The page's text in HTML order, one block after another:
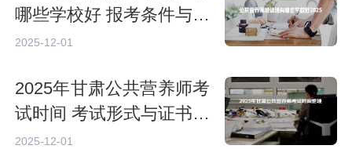
哪些学校好 报考条件与就
业前景
2025-12-01
2025年甘肃公共营养师考
试时间 考试形式与证书价
值
2025-12-01